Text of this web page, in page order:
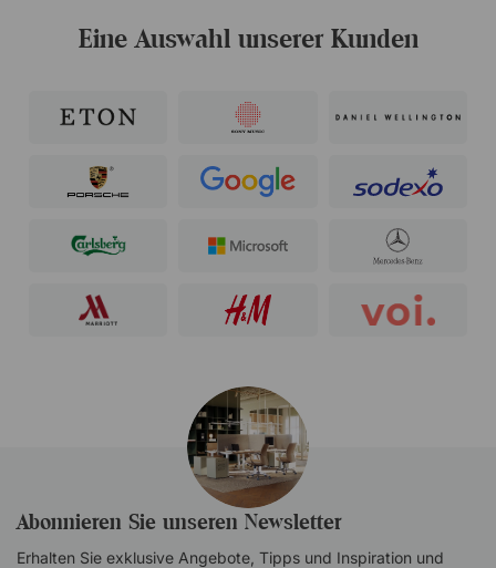
Eine Auswahl unserer Kunden
Abonnieren Sie unseren Newsletter
Erhalten Sie exklusive Angebote, Tipps und Inspiration und